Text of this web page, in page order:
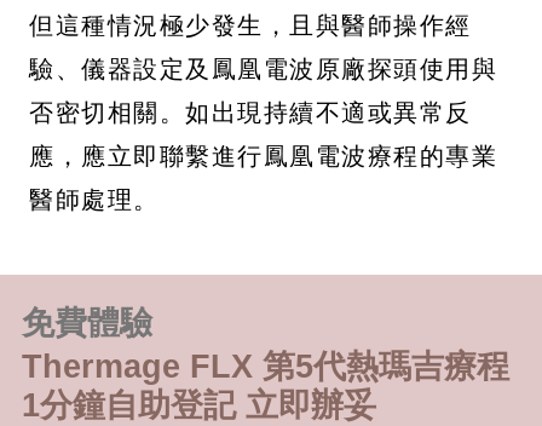
但這種情況極少發生，且與醫師操作經
驗、儀器設定及鳳凰電波原廠探頭使用與
否密切相關。如出現持續不適或異常反
應，應立即聯繫進行鳳凰電波療程的專業
醫師處理。
免費體驗
Thermage FLX 第5代熱瑪吉療程
1分鐘自助登記 立即辦妥